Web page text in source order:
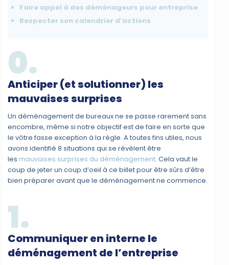
Faire appel à des déménageurs pour entreprise
Respecter son calendrier d’actions
0.
Anticiper (et solutionner) les
mauvaises surprises
Un déménagement de bureaux ne se passe rarement sans
encombre, même si notre objectif est de faire en sorte que
le vôtre fasse exception à la règle. A toutes fins utiles, nous
avons identifié 8 situations qui se révèlent être
les mauvaises surprises du déménagement. Cela vaut le
coup de jeter un coup d’oeil à ce billet pour être sûrs d’être
bien préparer avant que le déménagement ne commence.
1.
Communiquer en interne le
déménagement de l’entreprise